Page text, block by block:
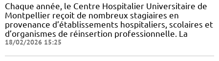
Chaque année, le Centre Hospitalier Universitaire de
Montpellier reçoit de nombreux stagiaires en
provenance d’établissements hospitaliers, scolaires et
d’organismes de réinsertion professionnelle. La
18/02/2026 15:25